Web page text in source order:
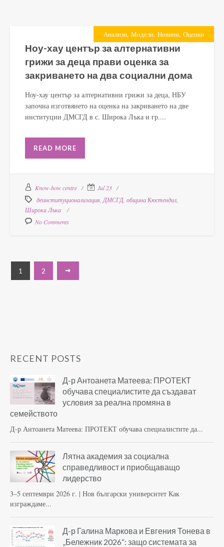
Анализи, Модели, Новини, Оценки
Ноу-хау център за алтернативни
грижи за деца прави оценка за
закриването на два социални дома
Ноу-хау център за алтернативни грижи за деца, НБУ
започна изготвянето на оценка на закриването на две
институции ДМСГД в с. Широка Лъка и гр....
READ MORE
Know-how centre
Jul 23
деинституционализация ДМСГД община Кюстендил
Широка Лъка
No Comments
1 2
RECENT POSTS
Д-р Антоанета Матеева: ПРОТЕКТ
обучава специалистите да създават
условия за реална промяна в
семейството
Д-р Антоанета Матеева: ПРОТЕКТ обучава специалистите да...
Лятна академия за социална
справедливост и приобщаващо
лидерство
3–5 септември 2026 г. | Нов български университет Как
изграждаме...
Д-р Галина Маркова и Евгения Тонева в
„Бележник 2026“: защо системата за